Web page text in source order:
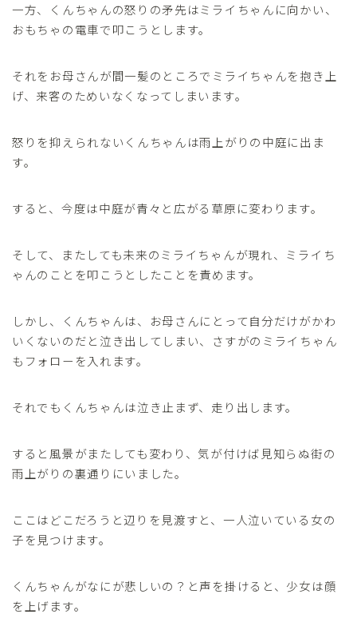
一方、くんちゃんの怒りの矛先はミライちゃんに向かい、
おもちゃの電車で叩こうとします。
それをお母さんが間一髪のところでミライちゃんを抱き上
げ、来客のためいなくなってしまいます。
怒りを抑えられないくんちゃんは雨上がりの中庭に出ま
す。
すると、今度は中庭が青々と広がる草原に変わります。
そして、またしても未来のミライちゃんが現れ、ミライち
ゃんのことを叩こうとしたことを責めます。
しかし、くんちゃんは、お母さんにとって自分だけがかわ
いくないのだと泣き出してしまい、さすがのミライちゃん
もフォローを入れます。
それでもくんちゃんは泣き止まず、走り出します。
すると風景がまたしても変わり、気が付けば見知らぬ街の
雨上がりの裏通りにいました。
ここはどこだろうと辺りを見渡すと、一人泣いている女の
子を見つけます。
くんちゃんがなにが悲しいの？と声を掛けると、少女は顔
を上げます。